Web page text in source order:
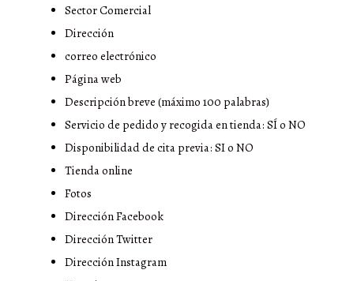
Sector Comercial
Dirección
correo electrónico
Página web
Descripción breve (máximo 100 palabras)
Servicio de pedido y recogida en tienda: SÍ o NO
Disponibilidad de cita previa: SI o NO
Tienda online
Fotos
Dirección Facebook
Dirección Twitter
Dirección Instagram